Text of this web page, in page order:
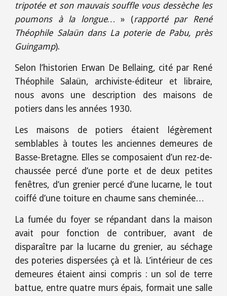
tripotée et son mauvais souffle vous dessèche les
poumons à la longue…» (rapporté par René
Théophile Salaün dans La poterie de Pabu, près
Guingamp).
Selon l’historien Erwan De Bellaing, cité par René
Théophile Salaün, archiviste-éditeur et libraire,
nous avons une description des maisons de
potiers dans les années 1930.
Les maisons de potiers étaient légèrement
semblables à toutes les anciennes demeures de
Basse-Bretagne. Elles se composaient d’un rez-de-
chaussée percé d’une porte et de deux petites
fenêtres, d’un grenier percé d’une lucarne, le tout
coiffé d’une toiture en chaume sans cheminée…
La fumée du foyer se répandant dans la maison
avait pour fonction de contribuer, avant de
disparaître par la lucarne du grenier, au séchage
des poteries dispersées çà et là. L’intérieur de ces
demeures étaient ainsi compris : un sol de terre
battue, entre quatre murs épais, formait une salle